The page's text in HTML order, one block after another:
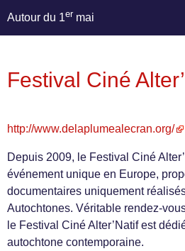
Autour du 1er mai
Festival Ciné
http://www.delaplumealecran.org/
Depuis 2009, le Festival Ciné
événement unique en Europe,
documentaires uniquement
Autochtones. Véritable rendez-
le Festival Ciné Alter’Natif est
autochtone contemporaine.